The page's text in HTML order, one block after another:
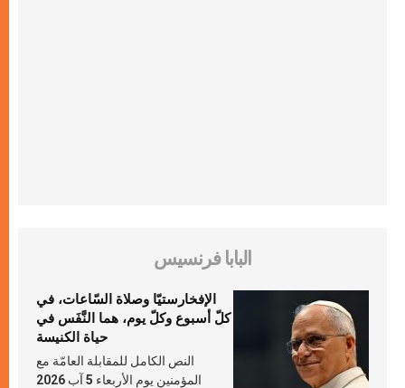
البابا فرنسيس
الإفخارستيّا وصلاة السّاعات، في
كلّ أسبوع وكلّ يوم، هما النَّفَس في
حياة الكنيسة
النص الكامل للمقابلة العامّة مع
المؤمنين يوم الأربعاء 5 آب 2026